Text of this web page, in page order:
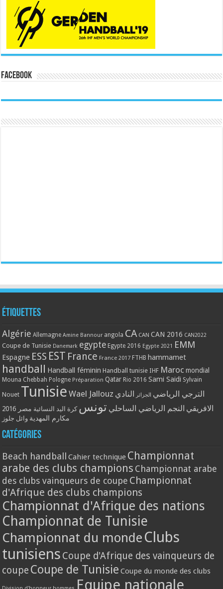
Facebook
Étiquettes
Algérie Allemagne Amine Bannour angola CA CAN CAN 2016 CAN2022
Coupe de Tunisie Danemark egypte Egypte 2016 Egypte 2021 EMM
Espagne ESS EST France France 2017 FTHB hammamet
handball Handball féminin Handball tunisie IHF Maroc mondial
Mouna Chebbah Pologne Préparation Qatar Rio 2016 Sami Saidi Sylvain
Nouet Tunisie Wael Jallouz الترجي الرياضي الجزائر النادي
الافريقي النجم الرياضي الساحلي تونس كرة اليد النسائية مصر 2016
مكارم المهدية وائل جلوز
Catégories
Beach handball Cahier technique Championnat
arabe des clubs champions Championnat arabe
des clubs vainqueurs de coupe Championnat
d'Afrique des clubs champions
Championnat d'Afrique des nations
Championnat de Tunisie
Championnat du monde Clubs
tunisiens Coupe d'Afrique des vainqueurs de
coupe Coupe de Tunisie Coupe du monde des clubs
Equipe nationale